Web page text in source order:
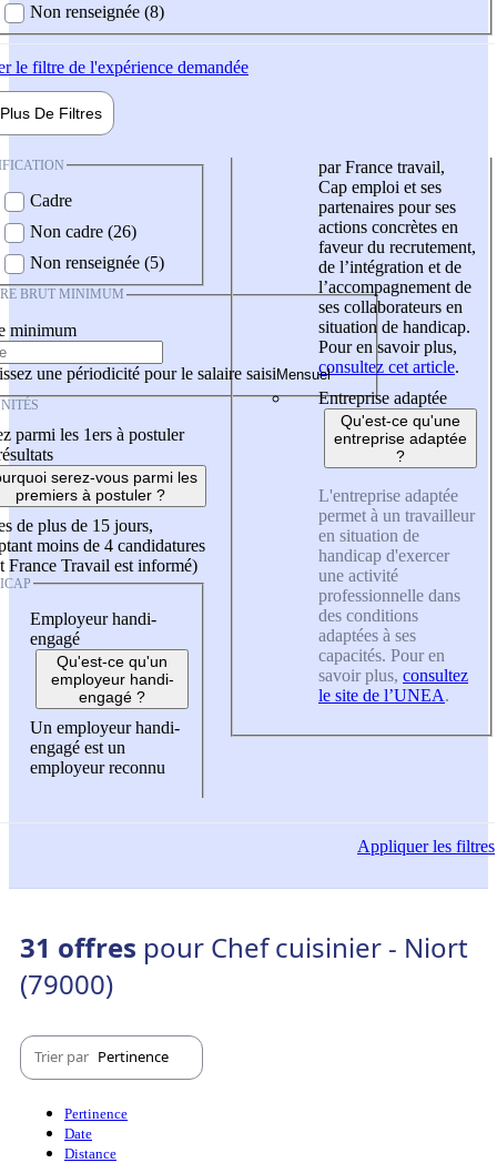
Non renseignée (8)
le filtre de l'expérience demandée
Plus De Filtres
Cadre
Non cadre (26)
Non renseignée (5)
BRUT MINIMUM
minimum
une périodicité pour le salaire saisi
parmi les 1ers à postuler
serez-vous parmi les
premiers à postuler ?
de plus de 15 jours,
moins de 4 candidatures
France Travail est informé)
Employeur handi-
engagé
Qu'est-ce qu'un
employeur handi-
engagé ?
Un employeur handi-
engagé est un
employeur reconnu
par France travail,
Cap emploi et ses
partenaires pour ses
actions concrètes en
faveur du recrutement,
de l’intégration et de
l’accompagnement de
ses collaborateurs en
situation de handicap.
Pour en savoir plus,
consultez cet article.
Entreprise adaptée
Qu'est-ce qu'une
entreprise adaptée
?
L'entreprise adaptée
permet à un travailleur
en situation de
handicap d'exercer
une activité
professionnelle dans
des conditions
adaptées à ses
capacités. Pour en
savoir plus, consultez
le site de l’UNEA.
Appliquerles filtres
31 offres pour Chef cuisinier - Niort
(79000)
Trier par Pertinence
Pertinence
Date
Distance